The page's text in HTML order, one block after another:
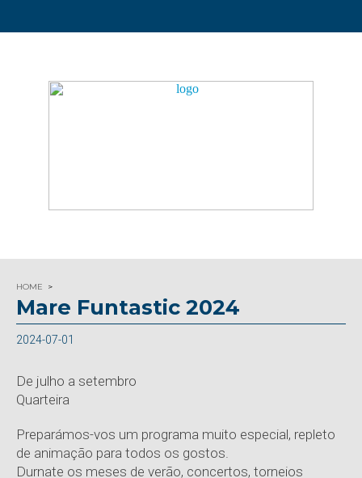
HOME
Mare Funtastic 2024
2024-07-01
De julho a setembro
Quarteira
Preparámos-vos um programa muito especial, repleto
de animação para todos os gostos.
Durnate os meses de verão, concertos, torneios